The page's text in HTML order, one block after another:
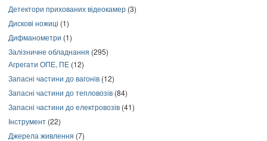
Детектори прихованих відеокамер (3)
Дискові ножиці (1)
Дифманометри (1)
Залізничне обладнання (295)
Агрегати ОПЕ, ПЕ (12)
Запасні частини до вагонів (12)
Запасні частини до тепловозів (84)
Запасні частини до електровозів (41)
Інструмент (22)
Джерела живлення (7)